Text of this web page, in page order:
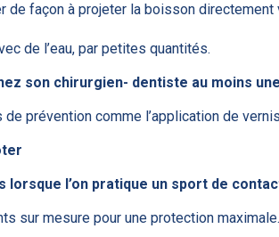
de façon à projeter la boisson
de l’eau, par petites quantités.
son chirurgien- dentiste au moins
prévention comme l’application de
l’on pratique un sport de
sur mesure pour une protection maximale.